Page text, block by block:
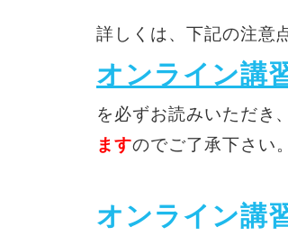
詳しくは、下記の注意
オンライン講
を必ずお読みいただき
ますのでご了承下さい。
オンライン講